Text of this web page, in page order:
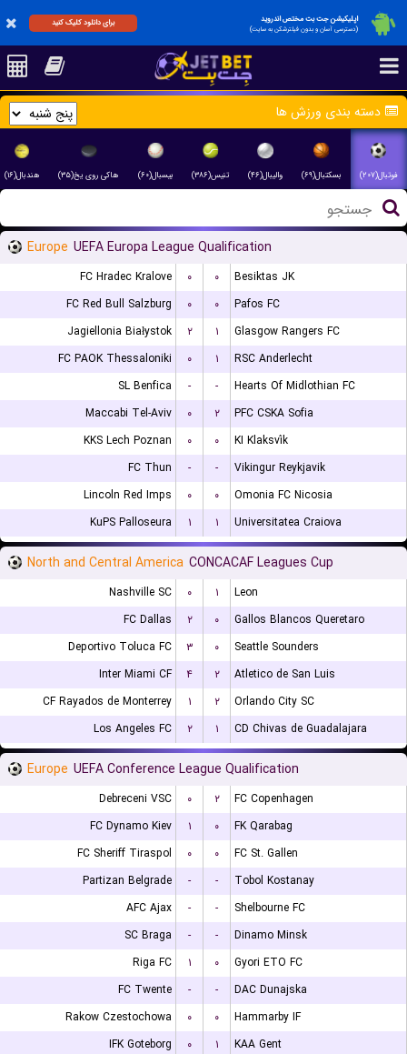
اپلیکیشن جت بت مختص اندروید
(دسترسی آسان و بدون فیلترشکن به سایت)
برای دانلود کلیک کنید
دسته بندی ورزش ها
فوتبال(۲۰۷) بسکتبال(۶۹) والیبال(۴۶) تنیس(۳۸۶) بیسبال(۶۰) هاکی روی یخ(۳۵) هندبال(۱۶)
Europe UEFA Europa League Qualification
FC Hradec Kralove ۰ ۰
Besiktas JK
FC Red Bull Salzburg
۰ ۰
Pafos FC
Jagiellonia Białystok
۲ ۱
Glasgow Rangers FC
FC PAOK Thessaloniki
۰ ۱
RSC Anderlecht
SL Benfica
- -
Hearts Of Midlothian FC
Maccabi Tel-Aviv
۰ ۲
PFC CSKA Sofia
KKS Lech Poznan
۰ ۰
KI Klaksvík
FC Thun
- -
Vikingur Reykjavik
Lincoln Red Imps
۰ ۰
Omonia FC Nicosia
KuPS Palloseura
۱ ۱ Universitatea Craiova
North and Central America CONCACAF Leagues Cup
Nashville SC ۰ ۱
Leon
FC Dallas
۲ ۰
Gallos Blancos Queretaro
Deportivo Toluca FC
۳ ۰
Seattle Sounders
Inter Miami CF
۴ ۲
Atletico de San Luis
CF Rayados de Monterrey
۱ ۲
Orlando City SC
Los Angeles FC
۲ ۱ CD Chivas de Guadalajara
Europe UEFA Conference League Qualification
Debreceni VSC ۰ ۲
FC Copenhagen
FC Dynamo Kiev
۱ ۰
FK Qarabag
FC Sheriff Tiraspol
۰ ۰
FC St. Gallen
Partizan Belgrade
- -
Tobol Kostanay
AFC Ajax
- -
Shelbourne FC
SC Braga
- -
Dinamo Minsk
Riga FC
۱ ۰
Gyori ETO FC
FC Twente
- -
DAC Dunajska
Rakow Czestochowa
۰ ۰
Hammarby IF
IFK Goteborg
۰ ۱
KAA Gent